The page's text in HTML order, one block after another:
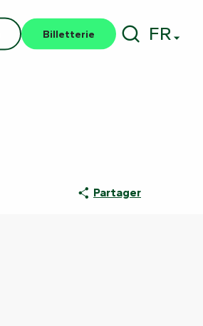
Billetterie FR
Partager